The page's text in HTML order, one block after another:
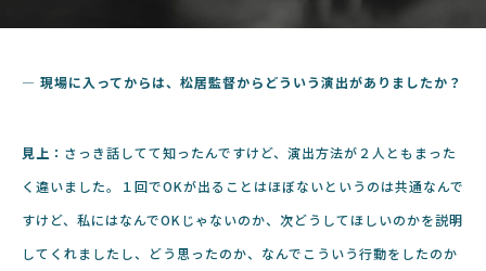
― 現場に入ってからは、松居監督からどういう演出がありましたか？
見上： さっき話してて知ったんですけど、演出方法が２人ともまった
く違いました。１回でOKが出ることはほぼないというのは共通なんで
すけど、私にはなんでOKじゃないのか、次どうしてほしいのかを説明
してくれましたし、どう思ったのか、なんでこういう行動をしたのか